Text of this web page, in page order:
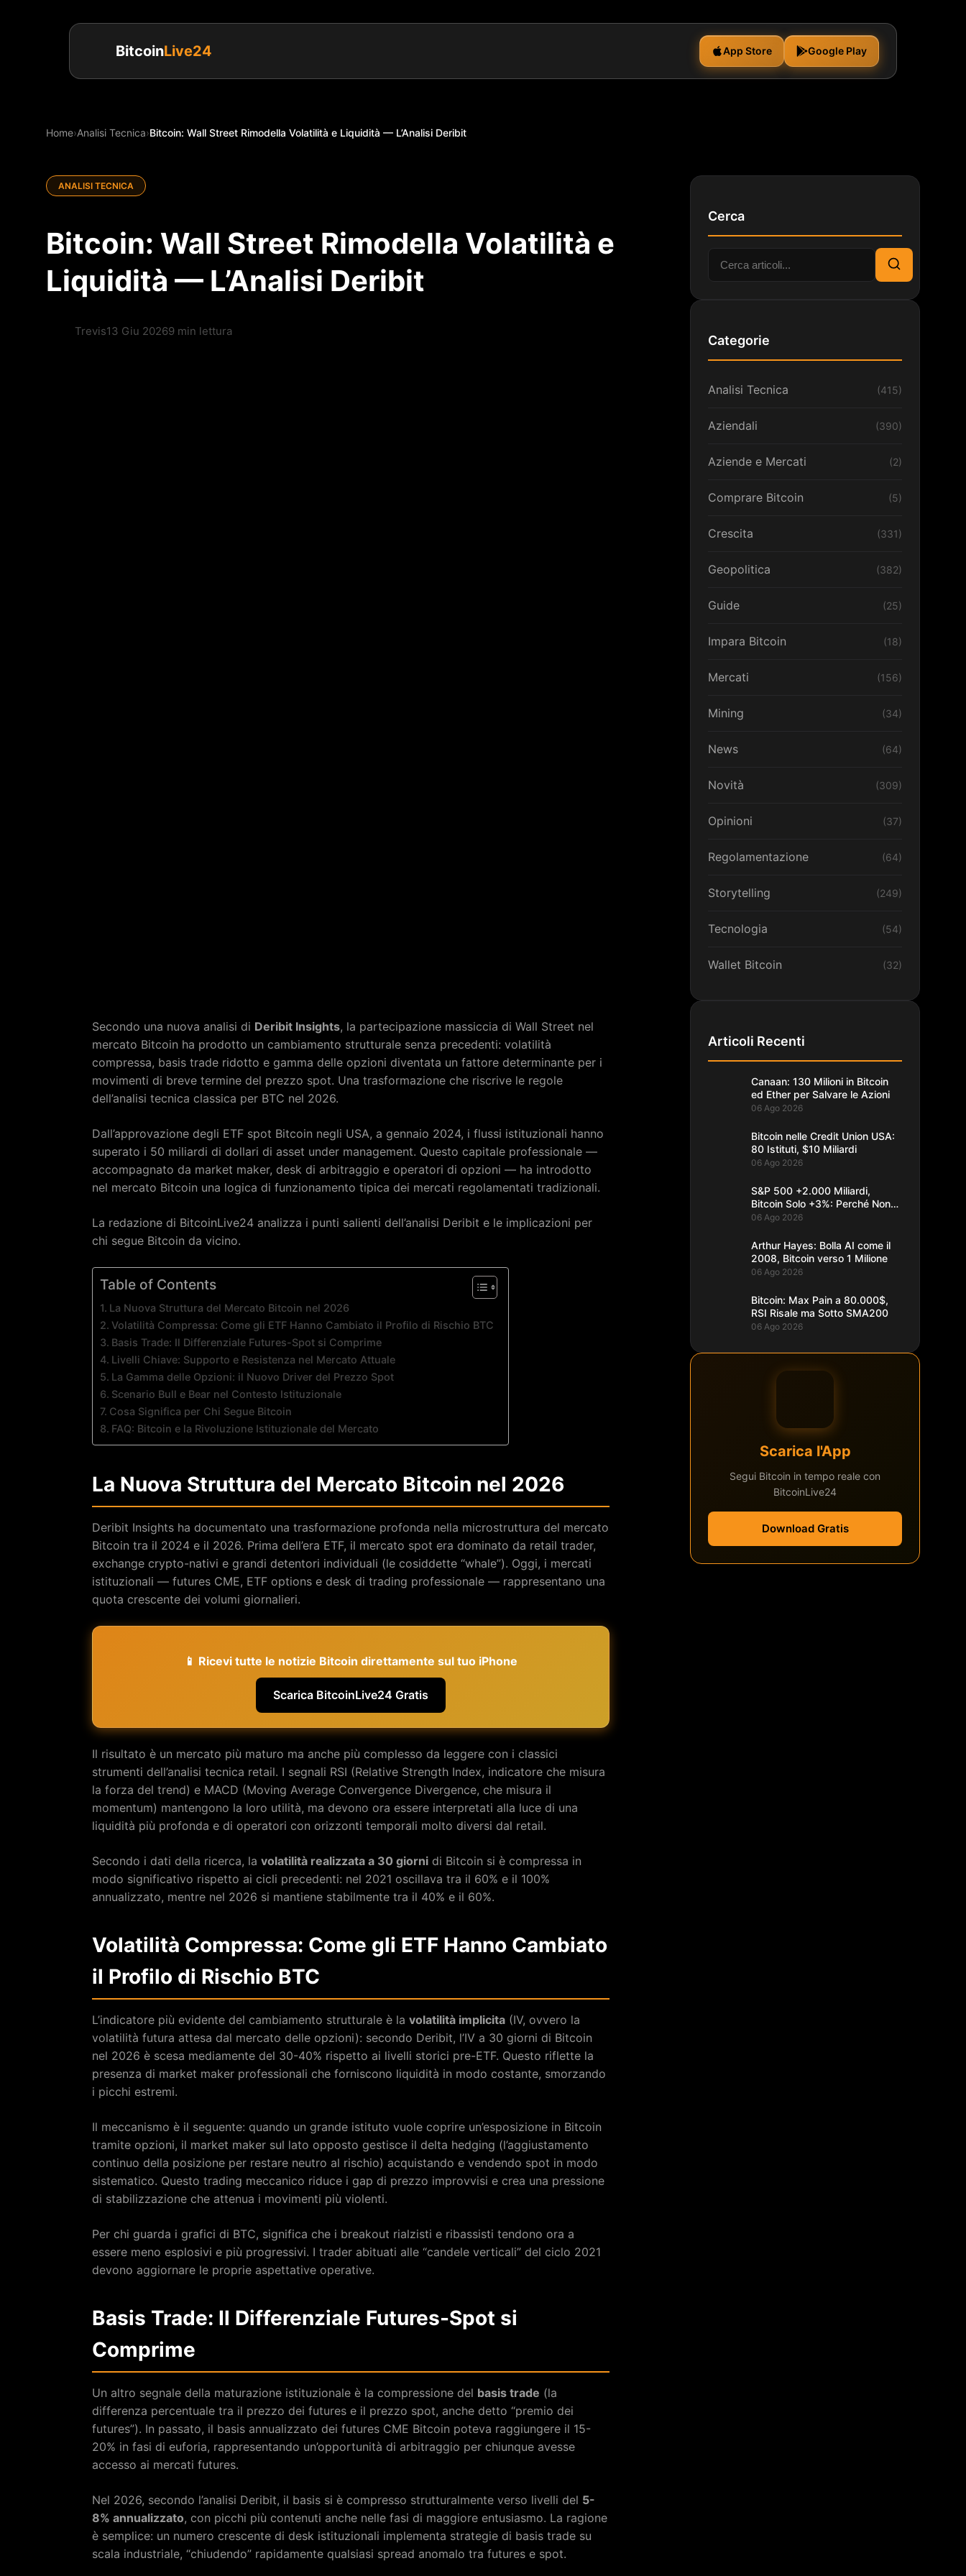
BitcoinLive24 App Store Google Play
Home›Analisi Tecnica›Bitcoin: Wall Street Rimodella Volatilità e Liquidità — L’Analisi Deribit
ANALISI TECNICA
Bitcoin: Wall Street Rimodella Volatilità e
Liquidità — L’Analisi Deribit
Trevis13 Giu 20269 min lettura
Secondo una nuova analisi di Deribit Insights, la partecipazione massiccia di Wall Street nel
mercato Bitcoin ha prodotto un cambiamento strutturale senza precedenti: volatilità
compressa, basis trade ridotto e gamma delle opzioni diventata un fattore determinante per i
movimenti di breve termine del prezzo spot. Una trasformazione che riscrive le regole
dell’analisi tecnica classica per BTC nel 2026.
Dall’approvazione degli ETF spot Bitcoin negli USA, a gennaio 2024, i flussi istituzionali hanno
superato i 50 miliardi di dollari di asset under management. Questo capitale professionale —
accompagnato da market maker, desk di arbitraggio e operatori di opzioni — ha introdotto
nel mercato Bitcoin una logica di funzionamento tipica dei mercati regolamentati tradizionali.
La redazione di BitcoinLive24 analizza i punti salienti dell’analisi Deribit e le implicazioni per
chi segue Bitcoin da vicino.
Table of Contents
La Nuova Struttura del Mercato Bitcoin nel 2026
Volatilità Compressa: Come gli ETF Hanno Cambiato il Profilo di Rischio BTC
Basis Trade: Il Differenziale Futures-Spot si Comprime
Livelli Chiave: Supporto e Resistenza nel Mercato Attuale
La Gamma delle Opzioni: il Nuovo Driver del Prezzo Spot
Scenario Bull e Bear nel Contesto Istituzionale
Cosa Significa per Chi Segue Bitcoin
FAQ: Bitcoin e la Rivoluzione Istituzionale del Mercato
La Nuova Struttura del Mercato Bitcoin nel 2026
Deribit Insights ha documentato una trasformazione profonda nella microstruttura del mercato
Bitcoin tra il 2024 e il 2026. Prima dell’era ETF, il mercato spot era dominato da retail trader,
exchange crypto-nativi e grandi detentori individuali (le cosiddette “whale”). Oggi, i mercati
istituzionali — futures CME, ETF options e desk di trading professionale — rappresentano una
quota crescente dei volumi giornalieri.
📱 Ricevi tutte le notizie Bitcoin direttamente sul tuo iPhone
Scarica BitcoinLive24 Gratis
Il risultato è un mercato più maturo ma anche più complesso da leggere con i classici
strumenti dell’analisi tecnica retail. I segnali RSI (Relative Strength Index, indicatore che misura
la forza del trend) e MACD (Moving Average Convergence Divergence, che misura il
momentum) mantengono la loro utilità, ma devono ora essere interpretati alla luce di una
liquidità più profonda e di operatori con orizzonti temporali molto diversi dal retail.
Secondo i dati della ricerca, la volatilità realizzata a 30 giorni di Bitcoin si è compressa in
modo significativo rispetto ai cicli precedenti: nel 2021 oscillava tra il 60% e il 100%
annualizzato, mentre nel 2026 si mantiene stabilmente tra il 40% e il 60%.
Volatilità Compressa: Come gli ETF Hanno Cambiato
il Profilo di Rischio BTC
L’indicatore più evidente del cambiamento strutturale è la volatilità implicita (IV, ovvero la
volatilità futura attesa dal mercato delle opzioni): secondo Deribit, l’IV a 30 giorni di Bitcoin
nel 2026 è scesa mediamente del 30-40% rispetto ai livelli storici pre-ETF. Questo riflette la
presenza di market maker professionali che forniscono liquidità in modo costante, smorzando
i picchi estremi.
Il meccanismo è il seguente: quando un grande istituto vuole coprire un’esposizione in Bitcoin
tramite opzioni, il market maker sul lato opposto gestisce il delta hedging (l’aggiustamento
continuo della posizione per restare neutro al rischio) acquistando e vendendo spot in modo
sistematico. Questo trading meccanico riduce i gap di prezzo improvvisi e crea una pressione
di stabilizzazione che attenua i movimenti più violenti.
Per chi guarda i grafici di BTC, significa che i breakout rialzisti e ribassisti tendono ora a
essere meno esplosivi e più progressivi. I trader abituati alle “candele verticali” del ciclo 2021
devono aggiornare le proprie aspettative operative.
Basis Trade: Il Differenziale Futures-Spot si
Comprime
Un altro segnale della maturazione istituzionale è la compressione del basis trade (la
differenza percentuale tra il prezzo dei futures e il prezzo spot, anche detto “premio dei
futures”). In passato, il basis annualizzato dei futures CME Bitcoin poteva raggiungere il 15-
20% in fasi di euforia, rappresentando un’opportunità di arbitraggio per chiunque avesse
accesso ai mercati futures.
Nel 2026, secondo l’analisi Deribit, il basis si è compresso strutturalmente verso livelli del 5-
8% annualizzato, con picchi più contenuti anche nelle fasi di maggiore entusiasmo. La ragione
è semplice: un numero crescente di desk istituzionali implementa strategie di basis trade su
scala industriale, “chiudendo” rapidamente qualsiasi spread anomalo tra futures e spot.
Cerca
Cerca:
Cerca
Categorie
Analisi Tecnica (415)
Aziendali (390)
Aziende e Mercati (2)
Comprare Bitcoin (5)
Crescita (331)
Geopolitica (382)
Guide (25)
Impara Bitcoin (18)
Mercati (156)
Mining (34)
News (64)
Novità (309)
Opinioni (37)
Regolamentazione (64)
Storytelling (249)
Tecnologia (54)
Wallet Bitcoin (32)
Articoli Recenti
Canaan: 130 Milioni in Bitcoin
ed Ether per Salvare le Azioni
06 Ago 2026
Bitcoin nelle Credit Union USA:
80 Istituti, $10 Miliardi
06 Ago 2026
S&P 500 +2.000 Miliardi,
Bitcoin Solo +3%: Perché Non
Segue
06 Ago 2026
Arthur Hayes: Bolla AI come il
2008, Bitcoin verso 1 Milione
06 Ago 2026
Bitcoin: Max Pain a 80.000$,
RSI Risale ma Sotto SMA200
06 Ago 2026
Scarica l'App
Segui Bitcoin in tempo reale con
BitcoinLive24
Download Gratis